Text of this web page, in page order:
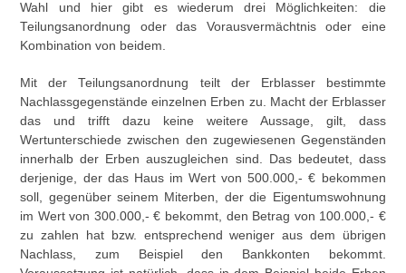
Wahl und hier gibt es wiederum drei Möglichkeiten: die
Teilungsanordnung oder das Vorausvermächtnis oder eine
Kombination von beidem.
Mit der Teilungsanordnung teilt der Erblasser bestimmte
Nachlassgegenstände einzelnen Erben zu. Macht der Erblasser
das und trifft dazu keine weitere Aussage, gilt, dass
Wertunterschiede zwischen den zugewiesenen Gegenständen
innerhalb der Erben auszugleichen sind. Das bedeutet, dass
derjenige, der das Haus im Wert von 500.000,- € bekommen
soll, gegenüber seinem Miterben, der die Eigentumswohnung
im Wert von 300.000,- € bekommt, den Betrag von 100.000,- €
zu zahlen hat bzw. entsprechend weniger aus dem übrigen
Nachlass, zum Beispiel den Bankkonten bekommt.